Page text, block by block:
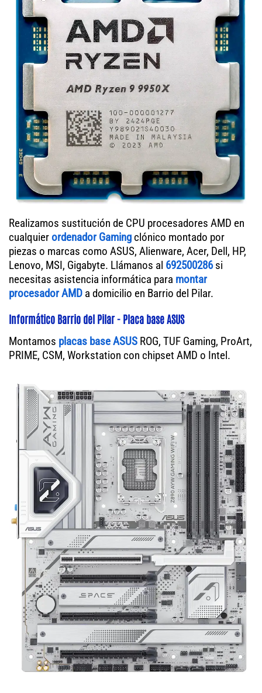
Realizamos sustitución de CPU procesadores AMD en
cualquierordenador Gaming clónico montado por
piezas o marcas como ASUS, Alienware, Acer, Dell, HP,
Lenovo, MSI, Gigabyte. Llámanos al 692500286si
necesitas asistencia informática para montar
procesador AMD a domicilio en Barrio del Pilar.
Informático Barrio del Pilar - Placa base ASUS
Montamos placas base ASUS ROG, TUF Gaming, ProArt,
PRIME, CSM, Workstation con chipset AMD o Intel.